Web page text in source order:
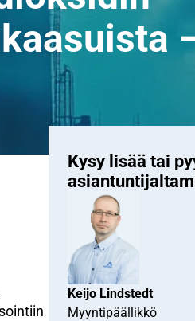
Kysy lisää tai
Keijo Lindstedt
Myyntipäällikkö